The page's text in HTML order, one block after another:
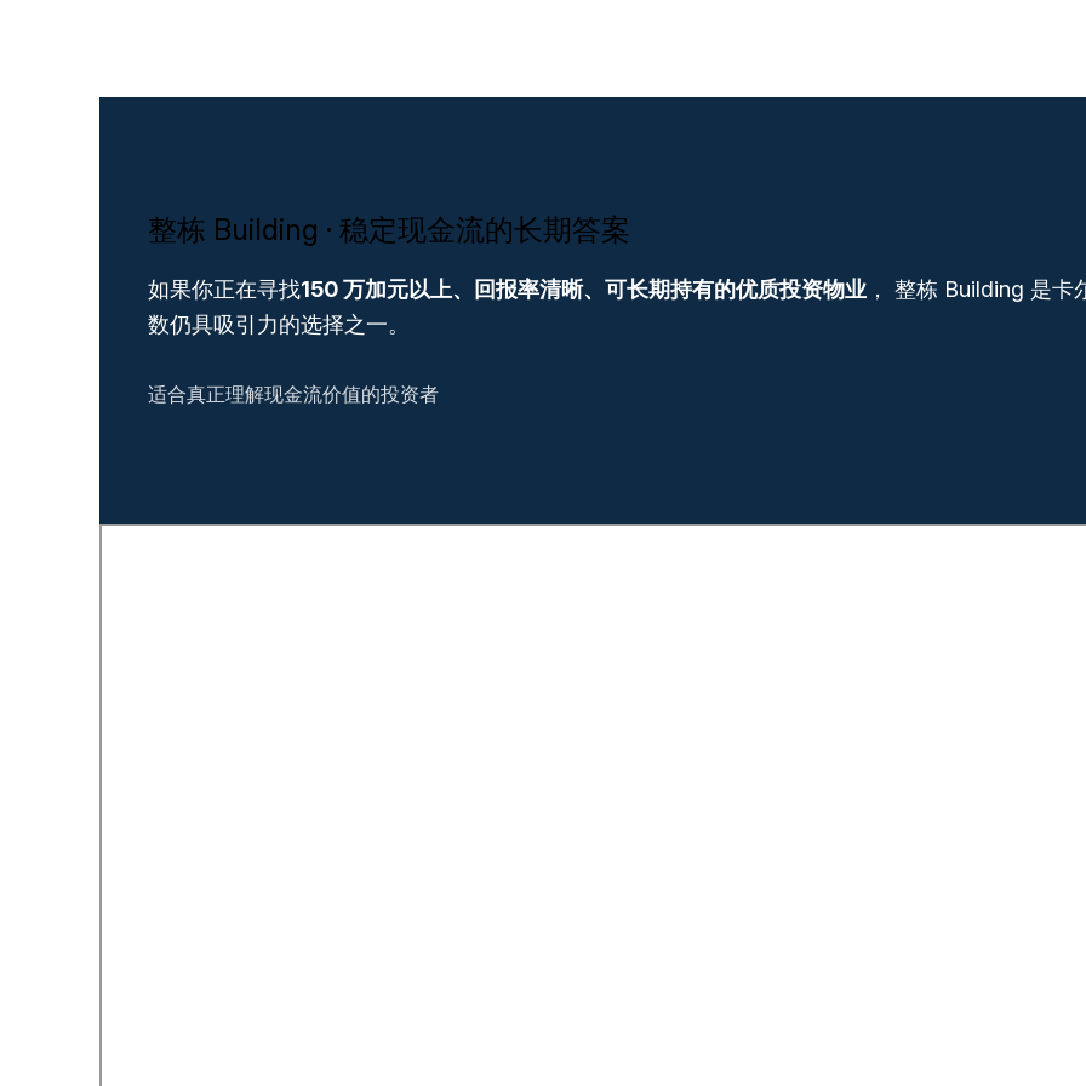
整栋 Building · 稳定现金流的长期答案
如果你正在寻找150 万加元以上、回报率清晰、可长期持有的优质投资物业 ， 整栋 Building 是卡
数仍具吸引力的选择之一。
适合真正理解现金流价值的投资者